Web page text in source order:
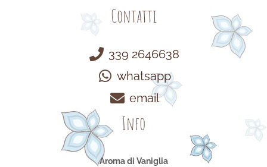
Contatti
339 2646638
whatsapp
email
Info
Aroma di Vaniglia